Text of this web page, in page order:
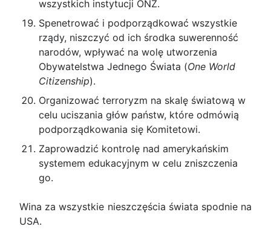
wszystkich instytucji ONZ.
Spenetrować i podporządkować wszystkie
rządy, niszczyć od ich środka suwerenność
narodów, wpływać na wolę utworzenia
Obywatelstwa Jednego Świata (One World
Citizenship).
Organizować terroryzm na skalę światową w
celu uciszania głów państw, które odmówią
podporządkowania się Komitetowi.
Zaprowadzić kontrolę nad amerykańskim
systemem edukacyjnym w celu zniszczenia
go.
Wina za wszystkie nieszczęścia świata spodnie na
USA.